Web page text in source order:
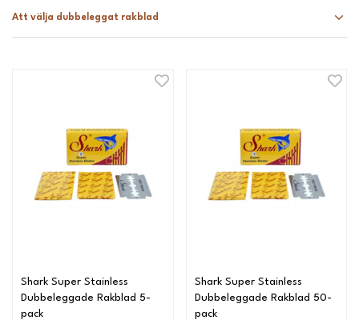
Att välja dubbeleggat rakblad
Shark Super Stainless
Dubbeleggade Rakblad 5-
pack
Shark Super Stainless
Dubbeleggade Rakblad 50-
pack